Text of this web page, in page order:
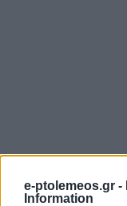
e-ptolemeos.gr -
Information